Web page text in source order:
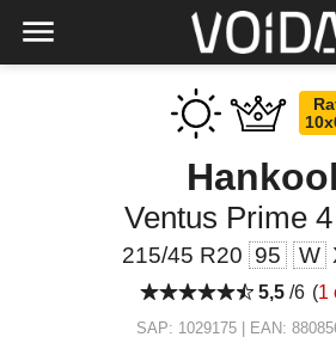
Ventus Prime
215/45 R20 95 W
5,5/6 (1
SAP: 1029175 | EAN: